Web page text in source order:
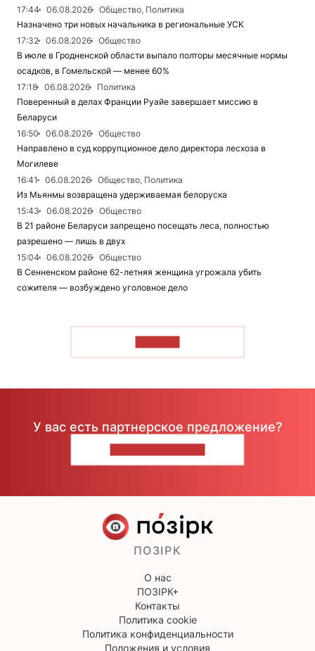
17:44
06.08.2026
Общество, Политика
Назначено три новых начальника в региональные УСК
17:32
06.08.2026
Общество
В июле в Гродненской области выпало полторы месячные нормы
осадков, в Гомельской — менее 60%
17:18
06.08.2026
Политика
Поверенный в делах Франции Руайе завершает миссию в
Беларуси
16:50
06.08.2026
Общество
Направлено в суд коррупционное дело директора лесхоза в
Могилеве
16:41
06.08.2026
Общество, Политика
Из Мьянмы возвращена удерживаемая белоруска
15:43
06.08.2026
Общество
В 21 районе Беларуси запрещено посещать леса, полностью
разрешено — лишь в двух
15:04
06.08.2026
Общество
В Сенненском районе 62-летняя женщина угрожала убить
сожителя — возбуждено уголовное дело
У вас есть партнерское предложение?
ПОЗІРК
О нас
ПОЗІРК+
Контакты
Политика cookie
Политика конфиденциальности
Положения и условия